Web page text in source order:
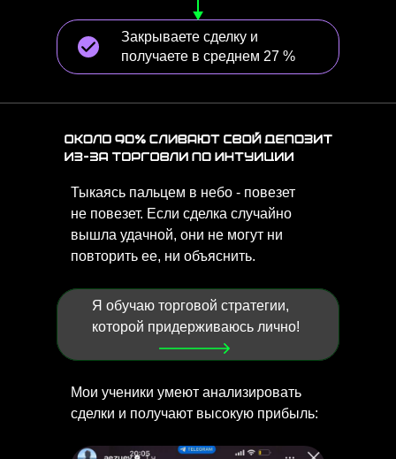
Закрываете сделку и
получаете в среднем 27 %
Тыкаясь пальцем в небо - повезет
не повезет. Если сделка случайно
вышла удачной, они не могут ни
повторить ее, ни объяснить.
Мои ученики умеют анализировать
сделки и получают высокую прибыль:
Я обучаю торговой стратегии,
которой придерживаюсь лично!